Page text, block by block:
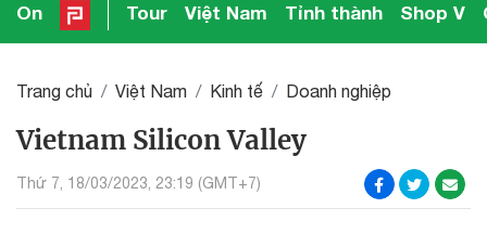
On Tour Việt Nam Tỉnh thành Shop V
Trang chủ Việt Nam Kinh tế Doanh nghiệp
Vietnam Silicon Valley
Thứ 7, 18/03/2023, 23:19 (GMT+7)